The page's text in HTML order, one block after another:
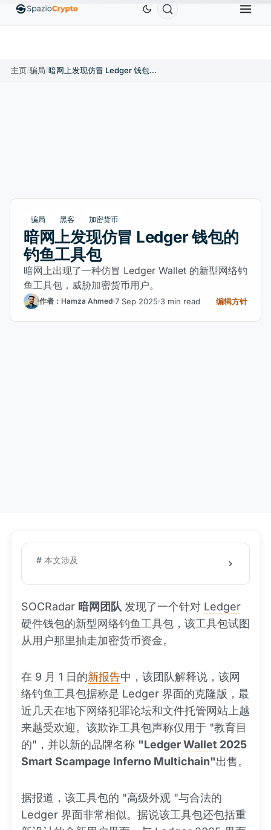
EthereumETHUS$1,880.58 TetherUSDT ↑0.00%
主页/骗局/ 暗网上发现仿冒 Ledger 钱包的钓鱼工具包
骗局 黑客 加密货币
暗网上发现仿冒 Ledger 钱包的
钓鱼工具包
暗网上出现了一种仿冒 Ledger Wallet 的新型网络钓
鱼工具包，威胁加密货币用户。
作者：Hamza Ahmed 7 Sep 2025 3 min read 编辑方针
# 本文涉及
SOCRadar 暗网团队 发现了一个针对 Ledger
硬件钱包的新型网络钓鱼工具包，该工具包试图
从用户那里抽走加密货币资金。
在 9 月 1 日的新报告中，该团队解释说，该网
络钓鱼工具包据称是 Ledger 界面的克隆版，最
近几天在地下网络犯罪论坛和文件托管网站上越
来越受欢迎。该欺诈工具包声称仅用于 "教育目
的"，并以新的品牌名称 "LedgerWallet 2025
Smart Scampage Inferno Multichain"出售。
据报道，该工具包的 "高级外观 "与合法的
Ledger 界面非常相似。据说该工具包还包括重